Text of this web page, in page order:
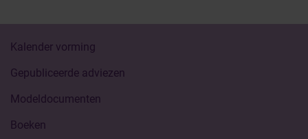
Kalender vorming
Gepubliceerde adviezen
Modeldocumenten
Boeken